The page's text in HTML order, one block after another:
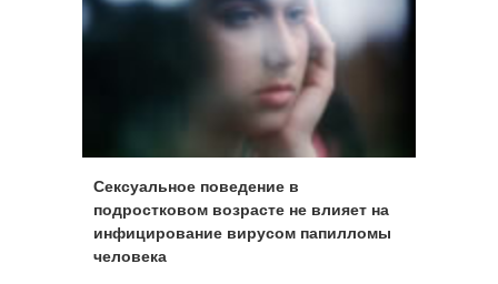
Сексуальное поведение в
подростковом возрасте не влияет на
инфицирование вирусом папилломы
человека